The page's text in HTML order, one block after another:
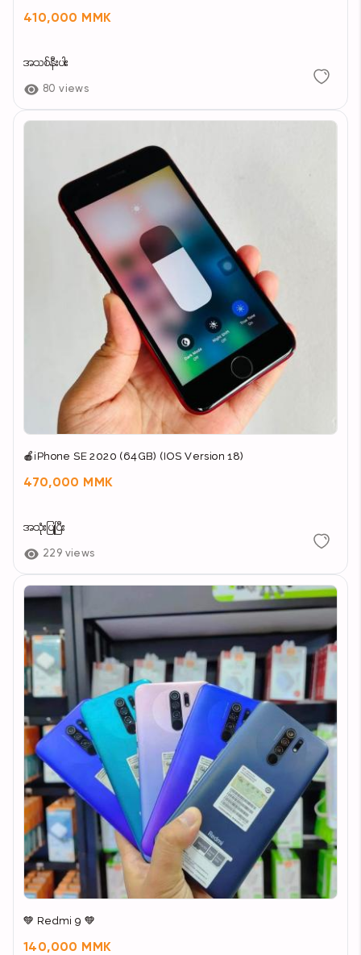
410,000 MMK
အသစ်နီးပါး
80 views
🍎iPhone SE 2020 (64GB) (IOS Version 18)
470,000 MMK
အသုံးပြုပြီး
229 views
💚 Redmi 9 💚
140,000 MMK